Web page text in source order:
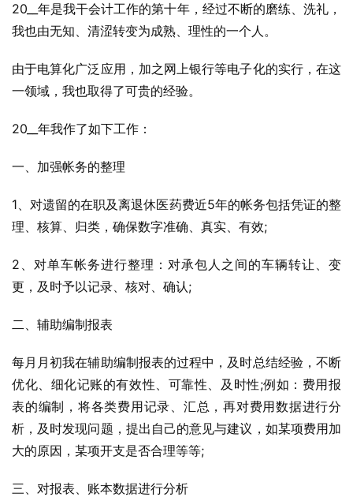
20__年是我干会计工作的第十年，经过不断的磨练、洗礼，
我也由无知、清涩转变为成熟、理性的一个人。
由于电算化广泛应用，加之网上银行等电子化的实行，在这
一领域，我也取得了可贵的经验。
20__年我作了如下工作：
一、加强帐务的整理
1、对遗留的在职及离退休医药费近5年的帐务包括凭证的整
理、核算、归类，确保数字准确、真实、有效;
2、对单车帐务进行整理：对承包人之间的车辆转让、变
更，及时予以记录、核对、确认;
二、辅助编制报表
每月月初我在辅助编制报表的过程中，及时总结经验，不断
优化、细化记账的有效性、可靠性、及时性;例如：费用报
表的编制，将各类费用记录、汇总，再对费用数据进行分
析，及时发现问题，提出自己的意见与建议，如某项费用加
大的原因，某项开支是否合理等等;
三、对报表、账本数据进行分析